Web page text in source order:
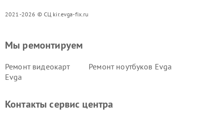
2021-2026 © СЦ kir.evga-fix.ru
Мы ремонтируем
Ремонт видеокарт
Evga
Ремонт ноутбуков Evga
Контакты сервис центра